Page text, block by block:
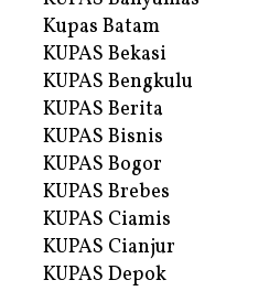
Kupas Batam
KUPAS Bekasi
KUPAS Bengkulu
KUPAS Berita
KUPAS Bisnis
KUPAS Bogor
KUPAS Brebes
KUPAS Ciamis
KUPAS Cianjur
KUPAS Depok